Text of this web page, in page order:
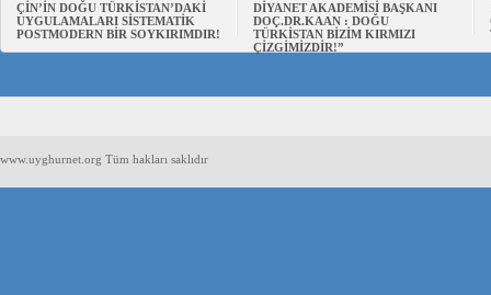
ÇİN’İN DOĞU TÜRKİSTAN’DAKİ
UYGULAMALARI SİSTEMATİK
POSTMODERN BİR SOYKIRIMDIR!
DİYANET AKADEMİSİ BAŞKANI
DOÇ.DR.KAAN : DOĞU
TÜRKİSTAN BİZİM KIRMIZI
ÇİZGİMİZDİR!”
www.uyghurnet.org Tüm hakları saklıdır